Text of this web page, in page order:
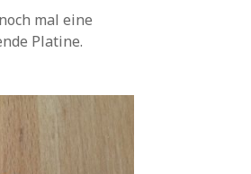
mal eine
Platine.